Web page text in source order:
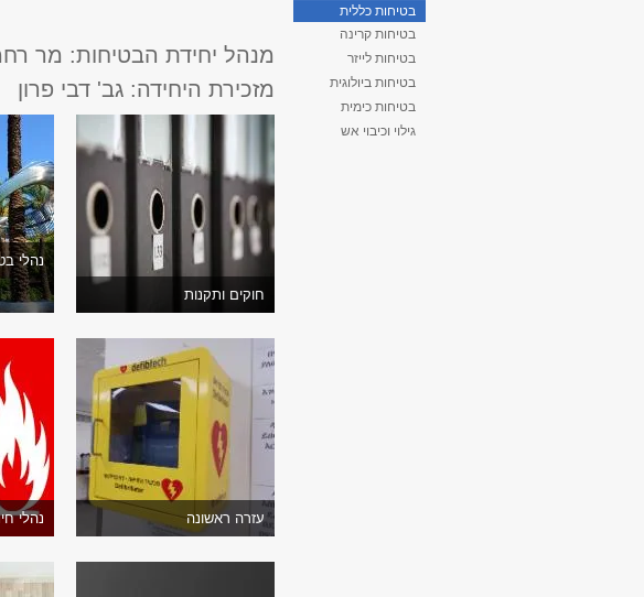
בטיחות כללית
בטיחות קרינה
בטיחות לייזר
בטיחות ביולוגית
בטיחות כימית
גילוי וכיבוי אש
מנהל יחידת הבטיחות: מר
מזכירת היחידה: גב' דבי פרון
חוקים ותקנות
נהלי
עזרה ראשונה נהלי